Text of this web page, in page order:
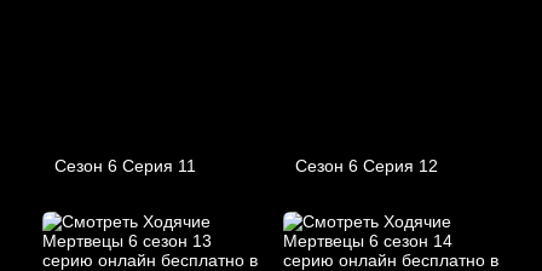
Сезон 6 Серия 11 Сезон 6 Серия 12